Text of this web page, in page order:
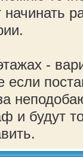
-
и будут